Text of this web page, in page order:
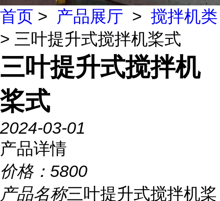
首页 > 产品展厅 > 搅拌机类
> 三叶提升式搅拌机桨式
三叶提升式搅拌机
桨式
2024-03-01
产品详情
价格： 5800
产品名称三叶提升式搅拌机桨